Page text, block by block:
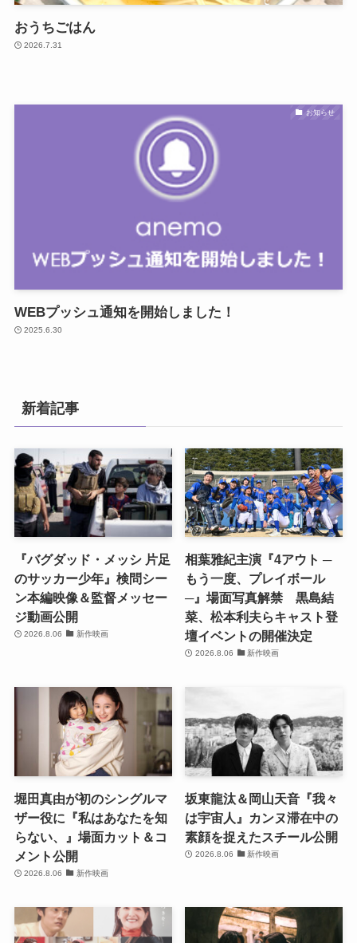
おうちごはん
2026.7.31
お知らせ
WEBプッシュ通知を開始しました！
2025.6.30
新着記事
『バグダッド・メッシ 片足
のサッカー少年』検問シー
ン本編映像＆監督メッセー
ジ動画公開
2026.8.06 新作映画
相葉雅紀主演『4アウト ─
もう一度、プレイボール
─』場面写真解禁 黒島結
菜、松本利夫らキャスト登
壇イベントの開催決定
2026.8.06 新作映画
堀田真由が初のシングルマ
ザー役に『私はあなたを知
らない、』場面カット＆コ
メント公開
2026.8.06 新作映画
坂東龍汰＆岡山天音『我々
は宇宙人』カンヌ滞在中の
素顔を捉えたスチール公開
2026.8.06 新作映画